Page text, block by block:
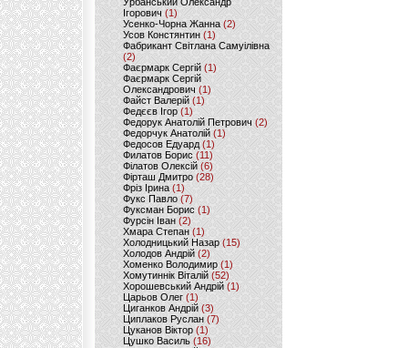
Ігорович (1)
Усенко-Чорна Жанна (2)
Усов Констянтин(1)
Фабрикант Світлана Самуілівна
(2)
Фаєрмарк Сергій(1)
Фаєрмарк Сергій
Олександрович (1)
Файст Валерій(1)
Федєєв Ігор (1)
Федорук Анатолій Петрович (2)
Федорчук Анатолій (1)
Федосов Едуард (1)
Филатов Борис (11)
Філатов Олексій (6)
Фірташ Дмитро (28)
Фріз Ірина (1)
Фукс Павло (7)
Фуксман Борис (1)
Фурсін Іван (2)
Хмара Степан(1)
Холодницький Назар(15)
Холодов Андрій (2)
Хоменко Володимир (1)
Хомутиннік Віталій (52)
Хорошевський Андрій (1)
Царьов Олег (1)
Циганков Андрій (3)
Циплаков Руслан(7)
Цуканов Віктор (1)
Цушко Василь (16)